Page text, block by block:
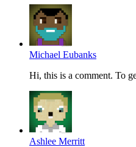
Michael Eubanks
Hi, this is a comment. To
Ashlee Merritt